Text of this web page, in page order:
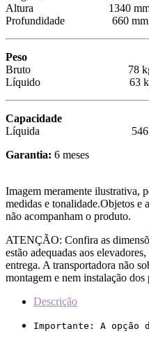
Altura 1340
Profundidade 660 mm
Peso
Bruto 78
Líquido 63
Capacidade
Líquida 546
Garantia: 6 meses
Imagem meramente ilustrativa,
medidas e tonalidade.Objetos e
não acompanham o produto.
ATENÇÃO: Confira as
estão adequadas aos
entrega. A transportadora não
montagem e nem instalação dos
Descrição
Importante: A